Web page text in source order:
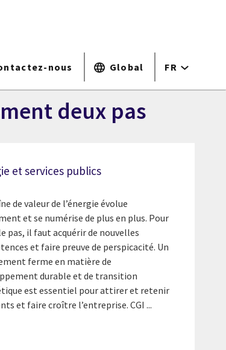
nous Global FR
deux pas
et services publics
de valeur de l’énergie évolue
et se numérise de plus en plus. Pour
pas, il faut acquérir de nouvelles
et faire preuve de perspicacité. Un
ferme en matière de
durable et de transition
est essentiel pour attirer et retenir
et faire croître l’entreprise. CGI ...